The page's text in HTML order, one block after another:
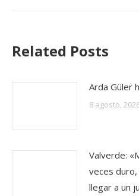
Related Posts
Arda Güler
8 agosto,
Valverde:
veces
llegar a un